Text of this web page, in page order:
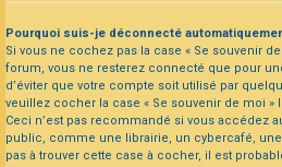
Pourquoi suis-je déconnecté
Si vous ne cochez pas la case « Se souvenir
forum, vous ne resterez connecté que pour
d’éviter que votre compte soit utilisé par
veuillez cocher la case « Se souvenir de moi »
Ceci n’est pas recommandé si vous accédez
public, comme une librairie, un cybercafé, une
pas à trouver cette case à cocher, il est